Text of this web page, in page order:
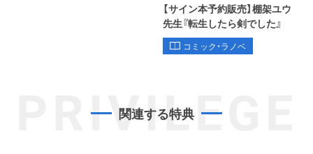
【サイン本予約販売】棚架ユウ
先生『転生したら剣でした』
コミック・ラノベ
PRIVILEGE
関連する特典